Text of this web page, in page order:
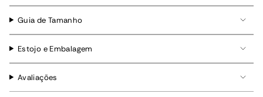
Guia de Tamanho
Estojo e Embalagem
Avaliações